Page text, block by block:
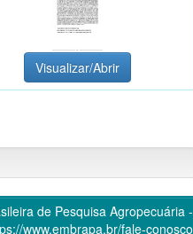
Visualizar/Abrir
de Pesquisa Agropecuária -
www.embrapa.br/fale-conosco